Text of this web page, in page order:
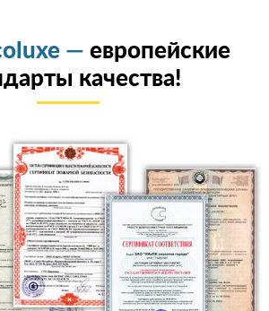
— европейские
качества!